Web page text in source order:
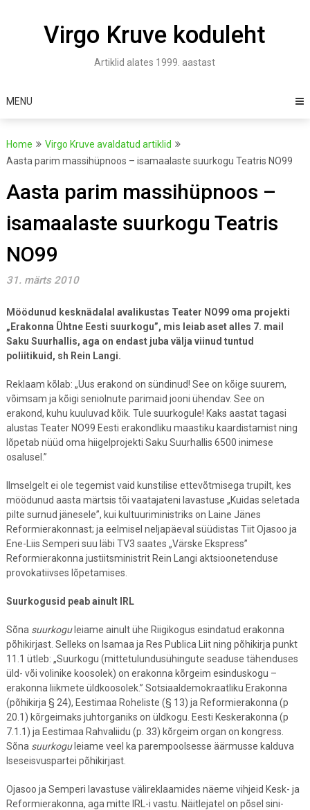
Virgo Kruve koduleht
Artiklid alates 1999. aastast
MENU
Home
Virgo Kruve avaldatud artiklid
Aasta parim massihüpnoos – isamaalaste suurkogu Teatris NO99
Aasta parim massihüpnoos –
isamaalaste suurkogu Teatris
NO99
31. märts 2010
Möödunud kesknädalal avalikustas Teater NO99 oma projekti
„Erakonna Ühtne Eesti suurkogu”, mis leiab aset alles 7. mail
Saku Suurhallis, aga on endast juba välja viinud tuntud
poliitikuid, sh Rein Langi.
Reklaam kõlab: „Uus erakond on sündinud! See on kõige suurem,
võimsam ja kõigi seniolnute parimaid jooni ühendav. See on
erakond, kuhu kuuluvad kõik. Tule suurkogule! Kaks aastat tagasi
alustas Teater NO99 Eesti erakondliku maastiku kaardistamist ning
lõpetab nüüd oma hiigelprojekti Saku Suurhallis 6500 inimese
osalusel.”
Ilmselgelt ei ole tegemist vaid kunstilise ettevõtmisega trupilt, kes
möödunud aasta märtsis tõi vaatajateni lavastuse „Kuidas seletada
pilte surnud jänesele”, kui kultuuriministriks on Laine Jänes
Reformierakonnast; ja eelmisel neljapäeval süüdistas Tiit Ojasoo ja
Ene-Liis Semperi suu läbi TV3 saates „Värske Ekspress”
Reformierakonna justiitsministrit Rein Langi aktsioonetenduse
provokatiivses lõpetamises.
Suurkogusid peab ainult IRL
Sõna suurkoguleiame ainult ühe Riigikogus esindatud erakonna
põhikirjast. Selleks on Isamaa ja Res Publica Liit ning põhikirja punkt
11.1 ütleb: „Suurkogu (mittetulundusühingute seaduse tähenduses
üld- või volinike koosolek) on erakonna kõrgeim esinduskogu –
erakonna liikmete üldkoosolek.” Sotsiaaldemokraatliku Erakonna
(põhikirja § 24), Eestimaa Roheliste (§ 13) ja Reformierakonna (p
20.1) kõrgeimaks juhtorganiks on üldkogu. Eesti Keskerakonna (p
7.1.1) ja Eestimaa Rahvaliidu (p. 33) kõrgeim organ on kongress.
Sõna suurkoguleiame veel ka parempoolsesse äärmusse kalduva
Iseseisvuspartei põhikirjast.
Ojasoo ja Semperi lavastuse välireklaamides näeme vihjeid Kesk- ja
Reformierakonna, aga mitte IRL-i vastu. Näitlejatel on põsel sini-